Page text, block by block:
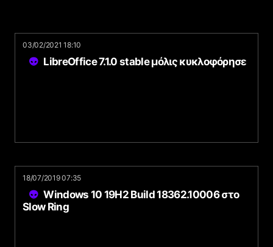
03/02/2021 18:10
LibreOffice 7.1.0 stable μόλις κυκλοφόρησε
18/07/2019 07:35
Windows 10 19H2 Build 18362.10006 στο
Slow Ring